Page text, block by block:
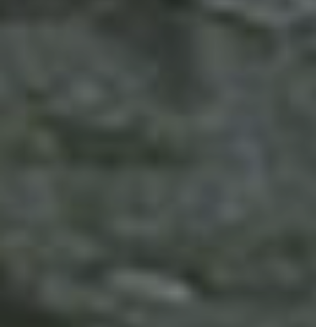
de 2022